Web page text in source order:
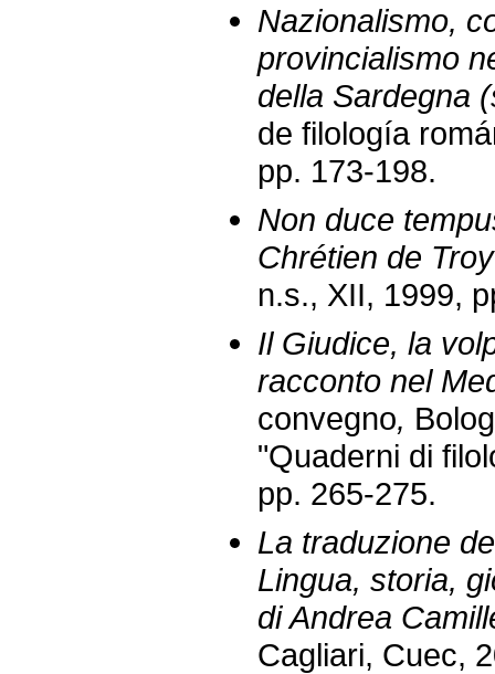
Nazionalismo,
provincialismo
della Sardegna
de filología
pp. 173-198.
Non duce
Chrétien de
n.s., XII, 1999,
Il Giudice, la
racconto nel
convegno,
"Quaderni di
pp. 265-275.
La traduzione
Lingua, storia,
di Andrea
Cagliari, Cuec,